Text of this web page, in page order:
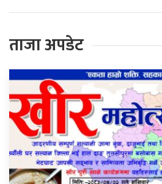
ताजा अपडेट